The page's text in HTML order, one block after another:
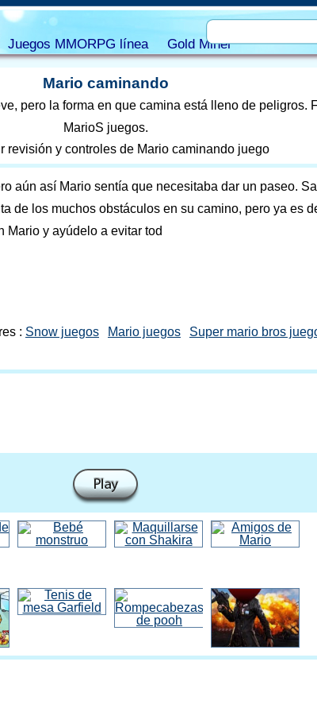
Mario caminando
pero la forma en que camina está lleno de peligros.
MarioS juegos.
revisión y controles de Mario caminando juego
aún así Mario sentía que necesitaba dar un paseo.
de los muchos obstáculos en su camino, pero ya es
Mario y ayúdelo a evitar tod
: Snow juegos Mario juegos Super mario bros
Juegos MMORPG línea Gold Miner